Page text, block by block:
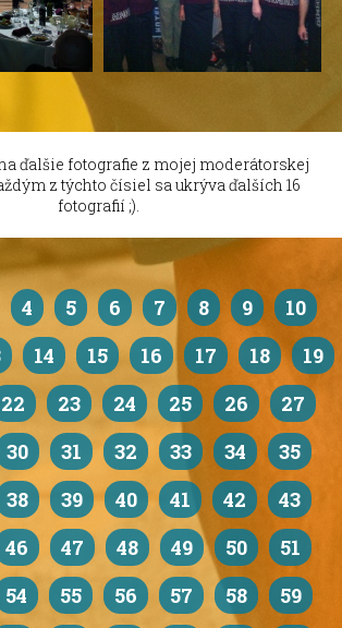
ďalšie fotografie z mojej moderátorskej
z týchto čísiel sa ukrýva ďalších 16
fotografií ;).
4 5 6 7 8 9
10
14 15 16 17 18
19
22 23 24 25 26
27
30 31 32 33 34
35
38 39 40 41 42
43
46 47 48 49 50
51
54 55 56 57 58
59